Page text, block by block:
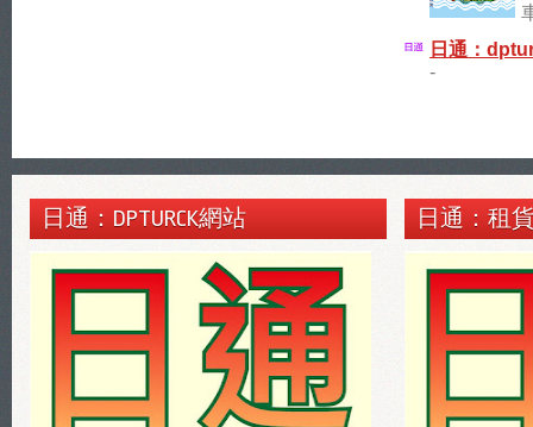
日通：
-
日通：DPTURCK網站 日通：租